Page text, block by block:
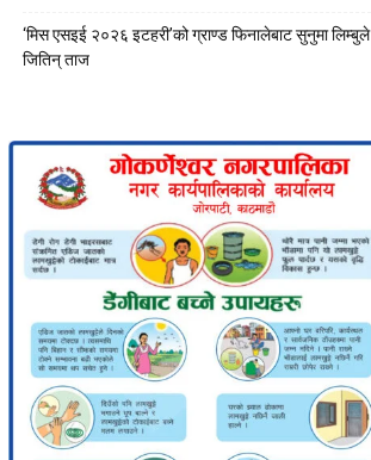
‘मिस एसइई २०२६ इटहरी’को ग्राण्ड फिनालेबाट सुनुमा लिम्बुले
जितिन् ताज